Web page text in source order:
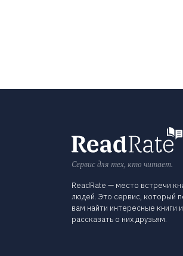
Сервис для тех, кто читает.
ReadRate — место встречи
людей. Это сервис, который
вам найти интересные книги и
рассказать о них друзьям.